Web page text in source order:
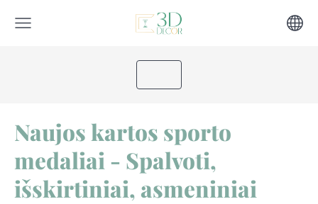
Naujos kartos sporto
medaliai - Spalvoti,
išskirtiniai, asmeniniai